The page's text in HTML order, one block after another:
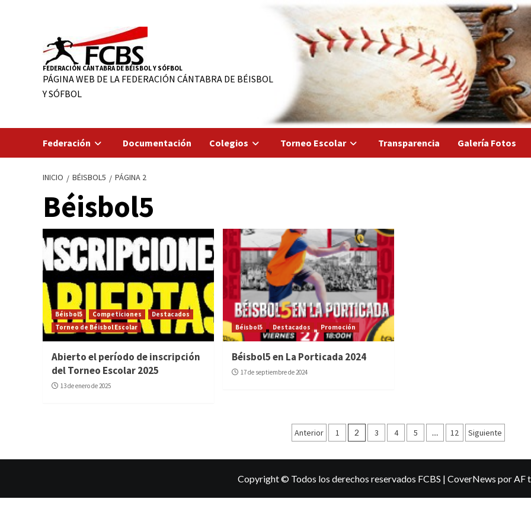
FEDERACIÓN CÁNTABRA DE BÉISBOL Y SÓFBOL
PÁGINA WEB DE LA FEDERACIÓN CÁNTABRA DE BÉISBOL
Y SÓFBOL
Federación Documentación Colegios Torneo Escolar Transparencia Galería Fotos
INICIO BÉISBOL5 PÁGINA 2
Béisbol5
Béisbol5 Competiciones
Destacados
Torneo de Béisbol Escolar
Abierto el período de inscripción
del Torneo Escolar 2025
13 de enero de 2025
Béisbol5 Destacados Promoción
Béisbol5 en La Porticada 2024
17 de septiembre de 2024
Paginación
entradas
Anterior 1 2 3 4 5 … 12 Siguiente
Copyright © Todos los derechos reservados FCBS | CoverNews por AF